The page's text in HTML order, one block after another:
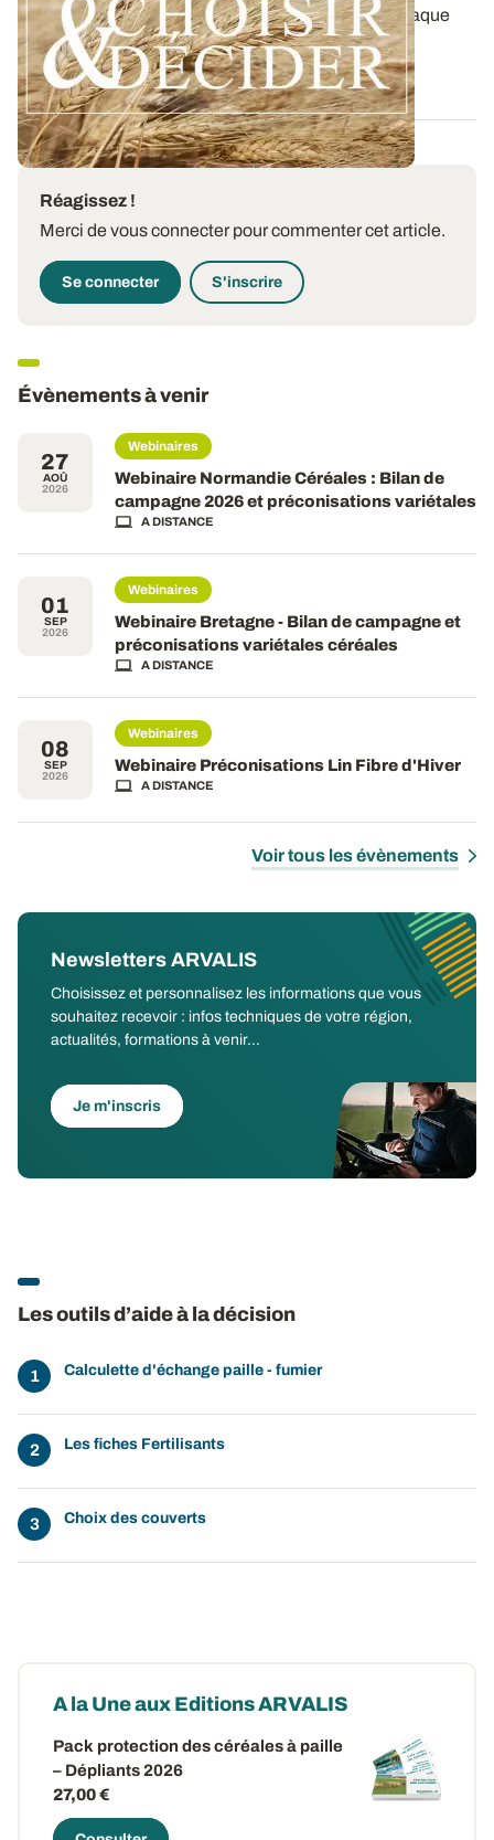
Retrouvez toutes les préconisations adaptées à chaque
région en matière de fertilisation...
12 DÉC. 2025
Réagissez !
Merci de vous connecter pour commenter cet article.
Se connecter S'inscrire
Évènements à venir
27
AOÛ
2026
Webinaires
Webinaire Normandie Céréales : Bilan de
campagne 2026 et préconisations variétales
A DISTANCE
01
SEP
2026
Webinaires
Webinaire Bretagne - Bilan de campagne et
préconisations variétales céréales
A DISTANCE
08
SEP
2026
Webinaires
Webinaire Préconisations Lin Fibre d'Hiver
A DISTANCE
Voir tous les évènements
Newsletters ARVALIS
Choisissez et personnalisez les informations que vous
souhaitez recevoir : infos techniques de votre région,
actualités, formations à venir...
Je m'inscris
Les outils d’aide à la décision
Calculette d'échange paille - fumier
Les fiches Fertilisants
Choix des couverts
A la Une aux Editions ARVALIS
Pack protection des céréales à paille
– Dépliants 2026
27,00 €